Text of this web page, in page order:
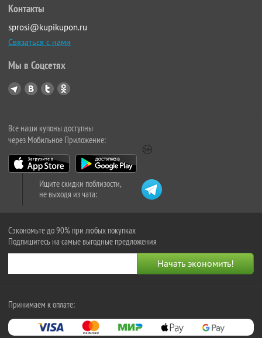
Контакты
sprosi@kupikupon.ru
Связаться с нами
Мы в Соцсетях
Все наши купоны доступны
через Мобильное Приложение:
Ищите скидки поблизости,
не выходя из чата:
Сэкономьте до 90% при любых покупках
Подпишитесь на самые выгодные предложения
Принимаем к оплате: